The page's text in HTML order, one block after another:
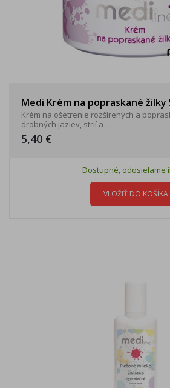
Medi Krém na popraskané žilky
Krém na ošetrenie rozšírených a
drobných jaziev, strií a ...
5,40 €
Dostupné, odosielame
VLOŽIŤ DO KOŠÍKA